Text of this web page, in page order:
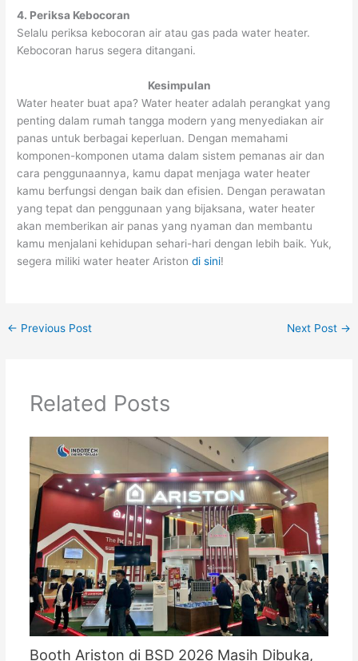
4. Periksa Kebocoran
Selalu periksa kebocoran air atau gas pada water heater.
Kebocoran harus segera ditangani.
Kesimpulan
Water heater buat apa? Water heater adalah perangkat yang
penting dalam rumah tangga modern yang menyediakan air
panas untuk berbagai keperluan. Dengan memahami
komponen-komponen utama dalam sistem pemanas air dan
cara penggunaannya, kamu dapat menjaga water heater
kamu berfungsi dengan baik dan efisien. Dengan perawatan
yang tepat dan penggunaan yang bijaksana, water heater
akan memberikan air panas yang nyaman dan membantu
kamu menjalani kehidupan sehari-hari dengan lebih baik. Yuk,
segera miliki water heater Aristondi sini!
← Previous Post Next Post →
Related Posts
Booth Ariston di BSD 2026 Masih Dibuka,